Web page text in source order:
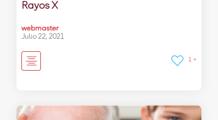
Rayos X
webmaster
Julio 22, 2021
1 +